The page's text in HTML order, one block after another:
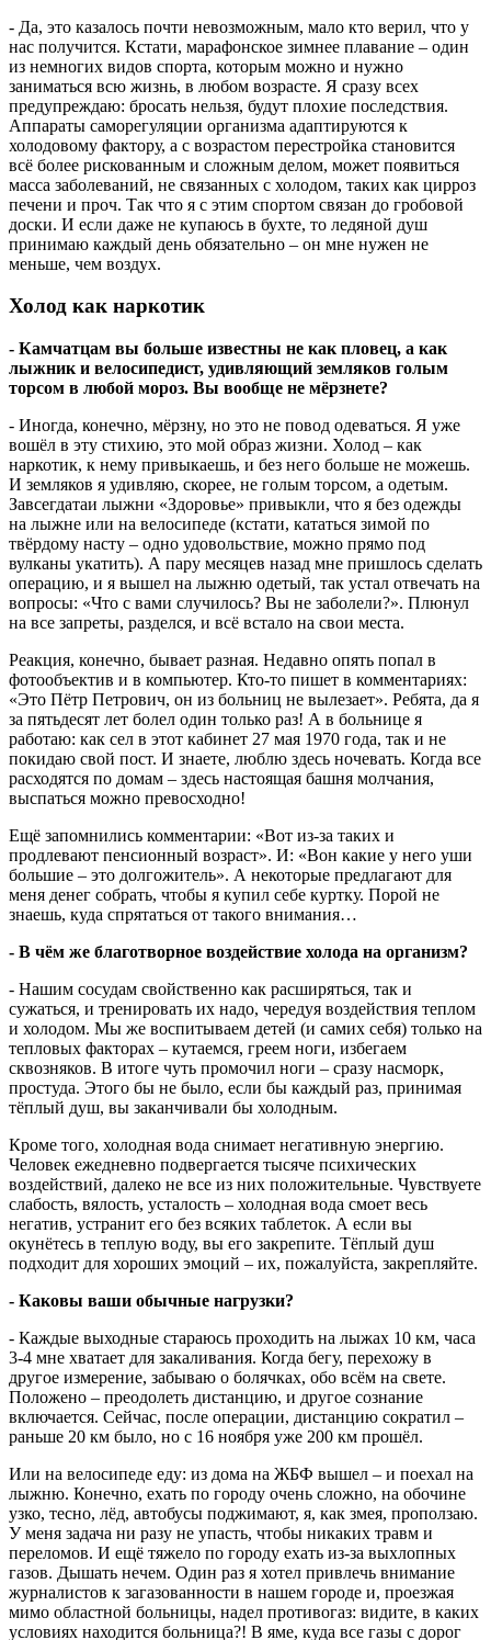
- Да, это казалось почти невозможным, мало кто верил, что у
нас получится. Кстати, марафонское зимнее плавание – один
из немногих видов спорта, которым можно и нужно
заниматься всю жизнь, в любом возрасте. Я сразу всех
предупреждаю: бросать нельзя, будут плохие последствия.
Аппараты саморегуляции организма адаптируются к
холодовому фактору, а с возрастом перестройка становится
всё более рискованным и сложным делом, может появиться
масса заболеваний, не связанных с холодом, таких как цирроз
печени и проч. Так что я с этим спортом связан до гробовой
доски. И если даже не купаюсь в бухте, то ледяной душ
принимаю каждый день обязательно – он мне нужен не
меньше, чем воздух.
Холод как наркотик
- Камчатцам вы больше известны не как пловец, а как
лыжник и велосипедист, удивляющий земляков голым
торсом в любой мороз. Вы вообще не мёрзнете?
- Иногда, конечно, мёрзну, но это не повод одеваться. Я уже
вошёл в эту стихию, это мой образ жизни. Холод – как
наркотик, к нему привыкаешь, и без него больше не можешь.
И земляков я удивляю, скорее, не голым торсом, а одетым.
Завсегдатаи лыжни «Здоровье» привыкли, что я без одежды
на лыжне или на велосипеде (кстати, кататься зимой по
твёрдому насту – одно удовольствие, можно прямо под
вулканы укатить). А пару месяцев назад мне пришлось сделать
операцию, и я вышел на лыжню одетый, так устал отвечать на
вопросы: «Что с вами случилось? Вы не заболели?». Плюнул
на все запреты, разделся, и всё встало на свои места.
Реакция, конечно, бывает разная. Недавно опять попал в
фотообъектив и в компьютер. Кто-то пишет в комментариях:
«Это Пётр Петрович, он из больниц не вылезает». Ребята, да я
за пятьдесят лет болел один только раз! А в больнице я
работаю: как сел в этот кабинет 27 мая 1970 года, так и не
покидаю свой пост. И знаете, люблю здесь ночевать. Когда все
расходятся по домам – здесь настоящая башня молчания,
выспаться можно превосходно!
Ещё запомнились комментарии: «Вот из-за таких и
продлевают пенсионный возраст». И: «Вон какие у него уши
большие – это долгожитель». А некоторые предлагают для
меня денег собрать, чтобы я купил себе куртку. Порой не
знаешь, куда спрятаться от такого внимания…
- В чём же благотворное воздействие холода на организм?
- Нашим сосудам свойственно как расширяться, так и
сужаться, и тренировать их надо, чередуя воздействия теплом
и холодом. Мы же воспитываем детей (и самих себя) только на
тепловых факторах – кутаемся, греем ноги, избегаем
сквозняков. В итоге чуть промочил ноги – сразу насморк,
простуда. Этого бы не было, если бы каждый раз, принимая
тёплый душ, вы заканчивали бы холодным.
Кроме того, холодная вода снимает негативную энергию.
Человек ежедневно подвергается тысяче психических
воздействий, далеко не все из них положительные. Чувствуете
слабость, вялость, усталость – холодная вода смоет весь
негатив, устранит его без всяких таблеток. А если вы
окунётесь в теплую воду, вы его закрепите. Тёплый душ
подходит для хороших эмоций – их, пожалуйста, закрепляйте.
- Каковы ваши обычные нагрузки?
- Каждые выходные стараюсь проходить на лыжах 10 км, часа
3-4 мне хватает для закаливания. Когда бегу, перехожу в
другое измерение, забываю о болячках, обо всём на свете.
Положено – преодолеть дистанцию, и другое сознание
включается. Сейчас, после операции, дистанцию сократил –
раньше 20 км было, но с 16 ноября уже 200 км прошёл.
Или на велосипеде еду: из дома на ЖБФ вышел – и поехал на
лыжню. Конечно, ехать по городу очень сложно, на обочине
узко, тесно, лёд, автобусы поджимают, я, как змея, проползаю.
У меня задача ни разу не упасть, чтобы никаких травм и
переломов. И ещё тяжело по городу ехать из-за выхлопных
газов. Дышать нечем. Один раз я хотел привлечь внимание
журналистов к загазованности в нашем городе и, проезжая
мимо областной больницы, надел противогаз: видите, в каких
условиях находится больница?! В яме, куда все газы с дорог